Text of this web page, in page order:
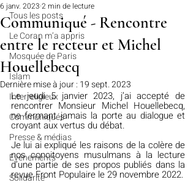
Tous les posts
Le Coran m’a appris
Mosquée de Paris
Islam
Interreligieux
Communiqués
Presse & médias
Evénements
Solidarité
Communiqué - Rencontre
entre le recteur et Michel
Houellebecq
6 janv. 2023 2 min de lecture
Dernière mise à jour : 19 sept. 2023
Le jeudi 5 janvier 2023, j’ai accepté de
rencontrer Monsieur Michel Houellebecq,
ne fermant jamais la porte au dialogue et
croyant aux vertus du débat.
Je lui ai expliqué les raisons de la colère de
nos concitoyens musulmans à la lecture
d’une partie de ses propos publiés dans la
revue Front Populaire le 29 novembre 2022.